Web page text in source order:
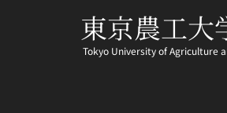
東京農工大
Tokyo University of Agriculture